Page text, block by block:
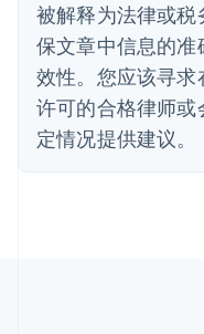
被解释为法律或
保文章中信息的
效性。您应该寻
许可的合格律师
定情况提供建议。
德国
DeutschEnglish
法国
FrançaisEnglish
芬兰
EnglishSvenska